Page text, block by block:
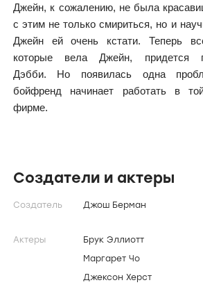
Джейн, к сожалению, не была
с этим не только смириться, но и
Джейн ей очень кстати. Теперь
которые вела Джейн, придется
Дэбби. Но появилась одна
бойфренд начинает работать в
фирме.
Создатели и актеры
Создатель Джош Берман
Актеры
Брук Эллиотт
Маргарет Чо
Джексон Херст